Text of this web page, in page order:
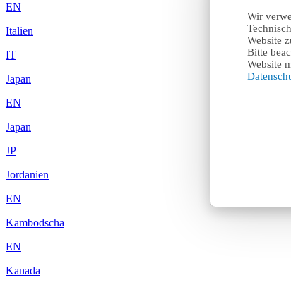
Wir
Website
Bitte
Website
EN
Italien
IT
Japan
EN
Japan
JP
Jordanien
EN
Kambodscha
EN
Kanada